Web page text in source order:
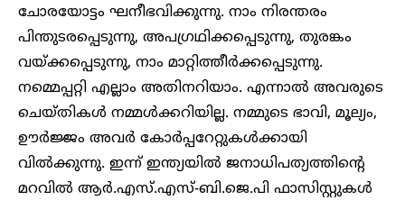
ചോരയോട്ടം ഘനീഭവിക്കുന്നു. നാം നിരന്തരം
പിന്തുടരപ്പെടുന്നു, അപ​ഗ്രഥിക്കപ്പെടുന്നു, തുരങ്കം
വയ്ക്കപ്പെടുന്നു, നാം മാറ്റിത്തീർക്കപ്പെടുന്നു.
നമ്മെപ്പറ്റി എല്ലാം അതിനറിയാം. എന്നാൽ അവരുടെ
ചെയ്തികൾ നമ്മൾക്കറിയില്ല. നമ്മുടെ ഭാവി, മൂല്യം,
ഊർജ്ജം അവർ കോർപ്പറേറ്റുകൾക്കായി
വിൽക്കുന്നു. ഇന്ന് ഇന്ത്യയിൽ ജനാധിപത്യത്തിന്റെ
മറവിൽ ആർ.എസ്.എസ്-ബി.ജെ.പി ഫാസിസ്റ്റുകൾ